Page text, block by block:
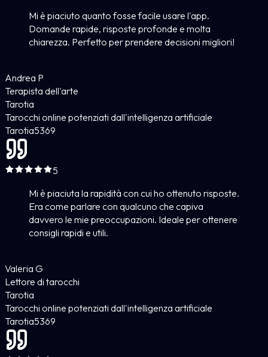
Mi è piaciuto quanto fosse facile usare l'app.
Domande rapide, risposte profonde e molta
chiarezza. Perfetto per prendere decisioni migliori!
Andrea P
Terapista dell'arte
Tarotia
Tarocchi online potenziati dall'intelligenza artificiale
Tarotia5369
5
Mi è piaciuta la rapidità con cui ho ottenuto risposte.
Era come parlare con qualcuno che capiva
davvero le mie preoccupazioni. Ideale per ottenere
consigli rapidi e utili.
Valeria G
Lettore di tarocchi
Tarotia
Tarocchi online potenziati dall'intelligenza artificiale
Tarotia5369